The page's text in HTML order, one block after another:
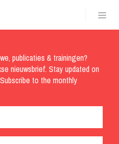
publicaties & trainingen?
nieuwsbrief. Stay updated on
to the monthly